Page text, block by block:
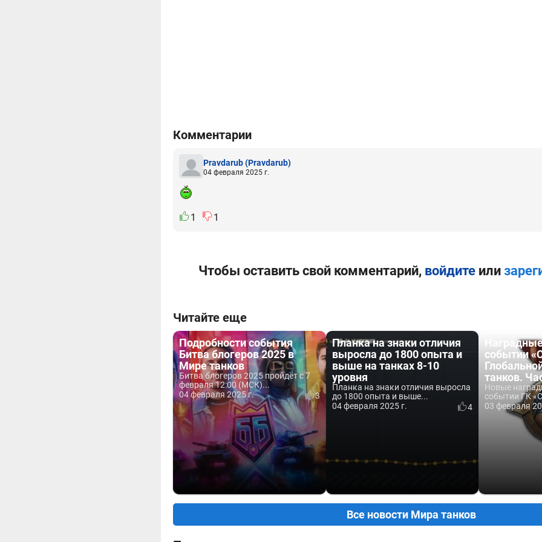
Комментарии
Pravdarub(Pravdarub)
04 февраля 2025 г.
1 1
Чтобы оставить свой комментарий, войдитеили
Читайте еще
Подробности события
Битва блогеров 2025 в
Мире танков
Битва блогеров 2025 пройдёт с 7
февраля 12:00 (МСК)...
04 февраля 2025 г.
3
Планка на знаки отличия
выросла до 1800 опыта и
выше на танках 8-10
уровня
Планка на знаки отличия выросла
до 1800 опыта и выше...
04 февраля 2025 г.
4
событии
танков.
Новые
событии ГК
03 февраля
Все новости Мира танков